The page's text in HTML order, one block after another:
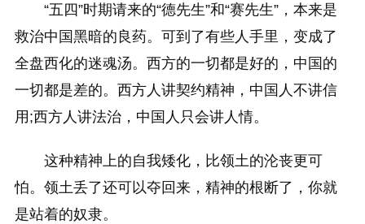
“五四”时期请来的“德先生”和“赛先生”，本来是
救治中国黑暗的良药。可到了有些人手里，变成了
全盘西化的迷魂汤。西方的一切都是好的，中国的
一切都是差的。西方人讲契约精神，中国人不讲信
用;西方人讲法治，中国人只会讲人情。
这种精神上的自我矮化，比领土的沦丧更可
怕。领土丢了还可以夺回来，精神的根断了，你就
是站着的奴隶。